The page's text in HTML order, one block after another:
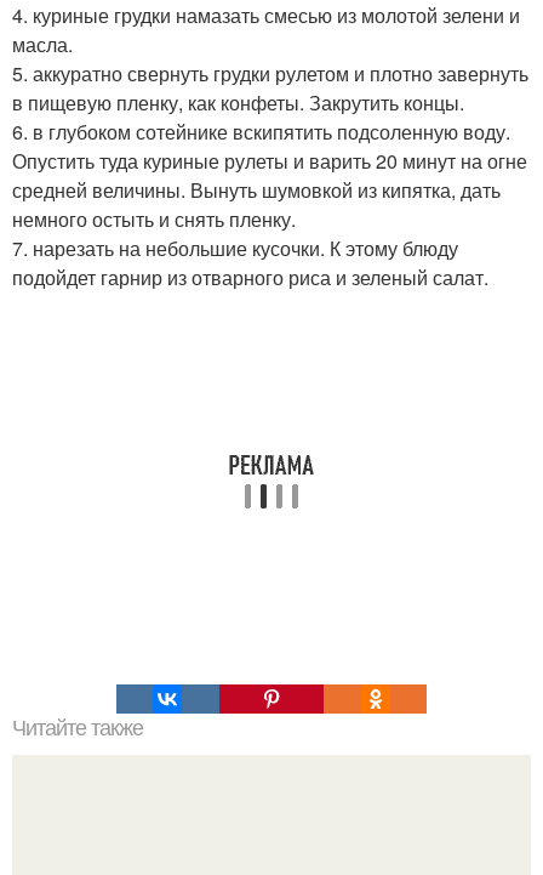
4. куриные грудки намазать смесью из молотой зелени и
масла.
5. аккуратно свернуть грудки рулетом и плотно завернуть
в пищевую пленку, как конфеты. Закрутить концы.
6. в глубоком сотейнике вскипятить подсоленную воду.
Опустить туда куриные рулеты и варить 20 минут на огне
средней величины. Вынуть шумовкой из кипятка, дать
немного остыть и снять пленку.
7. нарезать на небольшие кусочки. К этому блюду
подойдет гарнир из отварного риса и зеленый салат.
Читайте также